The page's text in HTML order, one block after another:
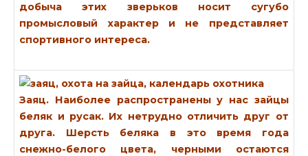
добыча этих зверьков носит сугубо
промысловый характер и не представляет
спортивного интереса.
Заяц. Наиболее распространены у нас зайцы
беляк и русак. Их нетрудно отличить друг от
друга. Шерсть беляка в это время года
снежно-белого цвета, черными остаются